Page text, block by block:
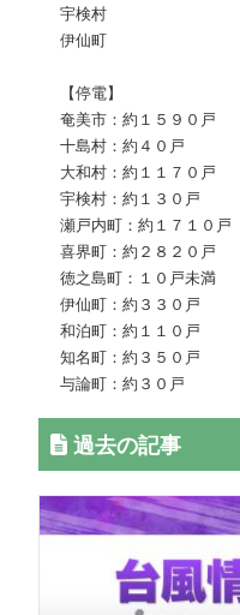
宇検村
伊仙町
【停電】
奄美市：約１５９０戸
十島村：約４０戸
大和村：約１１７０戸
宇検村：約１３０戸
瀬戸内町：約１７１０戸
喜界町：約２８２０戸
徳之島町：１０戸未満
伊仙町：約３３０戸
和泊町：約１１０戸
知名町：約３５０戸
与論町：約３０戸
過去の記事